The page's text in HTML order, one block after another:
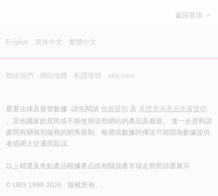
返回頁頂
English 简体中文 繁體中文
聯絡我們 網站地圖 私隱聲明 ubs.com
重要法律及規管數據 -請先閱讀 免責聲明 及 具體香港產品免責聲明
。其他國家的居民或不能使用這些網站的產品及服務。 進一步資料請
參閱有關個別服務的銷售限制。報價或數據的傳送可能因為數據提供
者或網上交通而延誤。
以上精選及焦點產品根據產品或相關資產市場走勢而篩選展示
© UBS 1998-2026 . 版權所有。